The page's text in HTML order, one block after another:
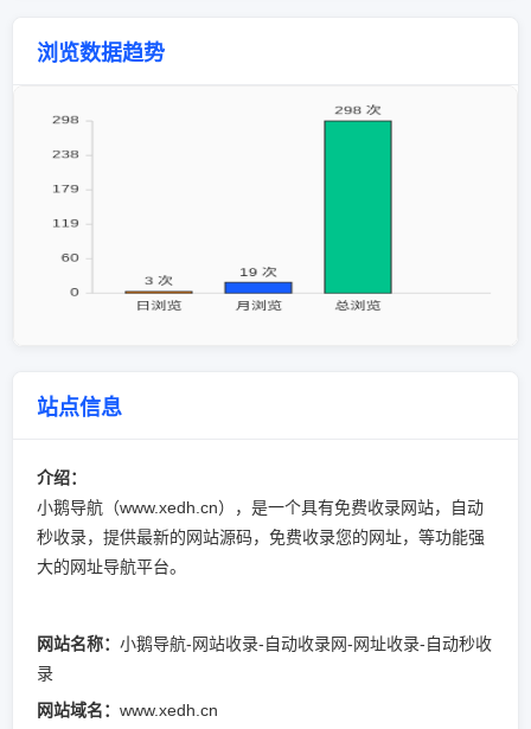
浏览数据趋势
站点信息
介绍：
小鹅导航（www.xedh.cn），是一个具有免费收录网站，自动
秒收录，提供最新的网站源码，免费收录您的网址，等功能强
大的网址导航平台。
网站名称： 小鹅导航-网站收录-自动收录网-网址收录-自动秒收
录
网站域名： www.xedh.cn